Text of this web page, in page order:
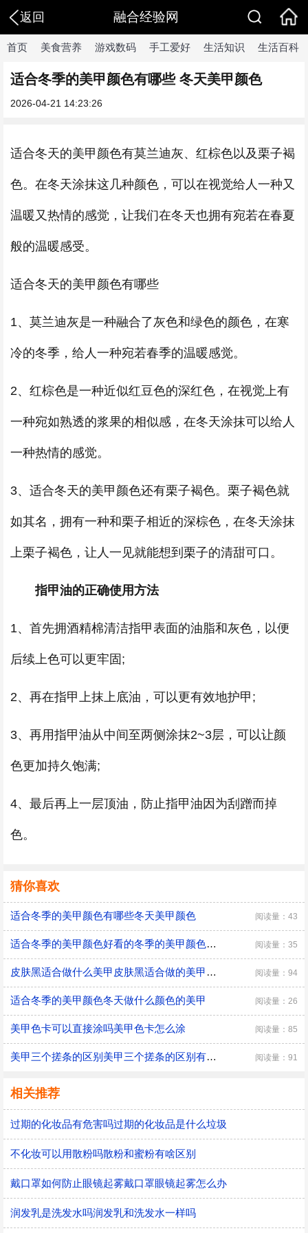
返回 融合经验网
首页 美食营养 游戏数码 手工爱好 生活知识 生活百科
适合冬季的美甲颜色有哪些 冬天美甲颜色
2026-04-21 14:23:26
适合冬天的美甲颜色有莫兰迪灰、红棕色以及栗子褐
色。在冬天涂抹这几种颜色，可以在视觉给人一种又
温暖又热情的感觉，让我们在冬天也拥有宛若在春夏
般的温暖感受。
适合冬天的美甲颜色有哪些
1、莫兰迪灰是一种融合了灰色和绿色的颜色，在寒
冷的冬季，给人一种宛若春季的温暖感觉。
2、红棕色是一种近似红豆色的深红色，在视觉上有
一种宛如熟透的浆果的相似感，在冬天涂抹可以给人
一种热情的感觉。
3、适合冬天的美甲颜色还有栗子褐色。栗子褐色就
如其名，拥有一种和栗子相近的深棕色，在冬天涂抹
上栗子褐色，让人一见就能想到栗子的清甜可口。
指甲油的正确使用方法
1、首先拥酒精棉清洁指甲表面的油脂和灰色，以便
后续上色可以更牢固;
2、再在指甲上抹上底油，可以更有效地护甲;
3、再用指甲油从中间至两侧涂抹2~3层，可以让颜
色更加持久饱满;
4、最后再上一层顶油，防止指甲油因为刮蹭而掉
色。
猜你喜欢
适合冬季的美甲颜色有哪些冬天美甲颜色 阅读量：43
适合冬季的美甲颜色好看的冬季的美甲颜色有哪些 阅读量：35
皮肤黑适合做什么美甲皮肤黑适合做的美甲有哪些 阅读量：94
适合冬季的美甲颜色冬天做什么颜色的美甲 阅读量：26
美甲色卡可以直接涂吗美甲色卡怎么涂 阅读量：85
美甲三个搓条的区别美甲三个搓条的区别有哪些 阅读量：91
相关推荐
过期的化妆品有危害吗过期的化妆品是什么垃圾
不化妆可以用散粉吗散粉和蜜粉有啥区别
戴口罩如何防止眼镜起雾戴口罩眼镜起雾怎么办
润发乳是洗发水吗润发乳和洗发水一样吗